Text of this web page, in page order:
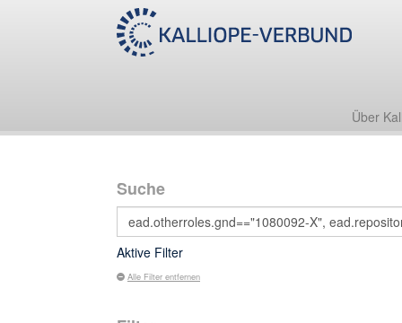
Über
Suche
Aktive Filter
Alle Filter entfernen